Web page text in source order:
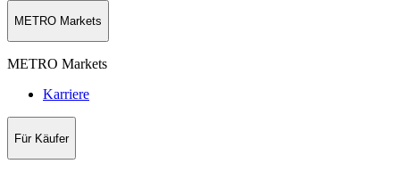
METRO Markets
METRO Markets
Karriere
Für Käufer